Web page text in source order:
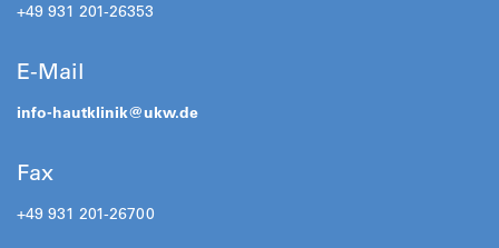
+49 931 201-26353
E-Mail
info-hautklinik@ukw.de
Fax
+49 931 201-26700